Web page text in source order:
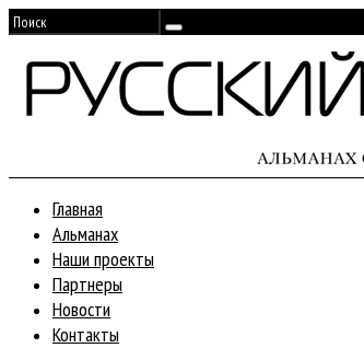
Главная
Альманах
Наши проекты
Партнеры
Новости
Контакты